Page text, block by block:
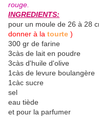
rouge.
INGREDIENTS:
pour un moule de 26 à 28
donner à la tourte )
300 gr de farine
3càs de lait en poudre
3càs d'huile d'olive
1càs de levure boulangère
1càc sucre
sel
eau tiède
et pour la parfumer